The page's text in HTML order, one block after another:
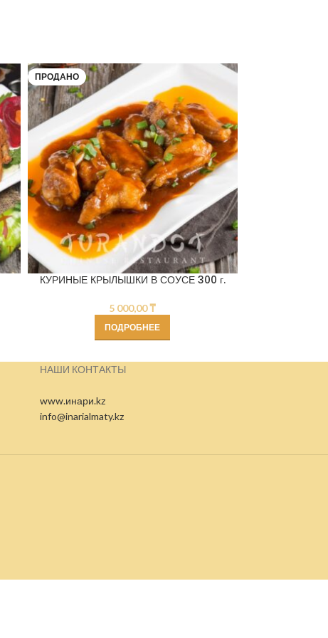
ПРОДАНО
КУРИНЫЕ КРЫЛЫШКИ В СОУСЕ 300 г.
5 000,00₸
ПОДРОБНЕЕ
НАШИ КОНТАКТЫ
www.инари.kz
info@inarialmaty.kz